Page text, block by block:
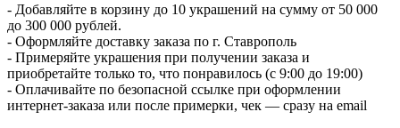
- Добавляйте в корзину до 10 украшений на сумму от 50 000
до 300 000 рублей.
- Оформляйте доставку заказа по г. Ставрополь
- Примеряйте украшения при получении заказа и
приобретайте только то, что понравилось (с 9:00 до 19:00)
- Оплачивайте по безопасной ссылке при оформлении
интернет-заказа или после примерки, чек — сразу на email